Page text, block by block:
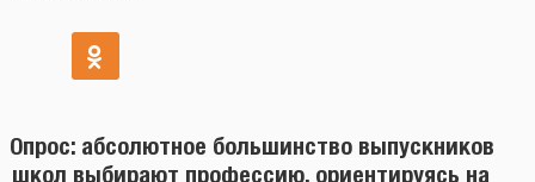
Опрос: абсолютное большинство выпускников
школ выбирают профессию, ориентируясь на